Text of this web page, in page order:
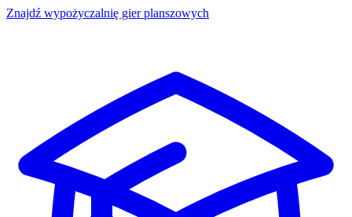
Znajdź wypożyczalnię gier planszowych